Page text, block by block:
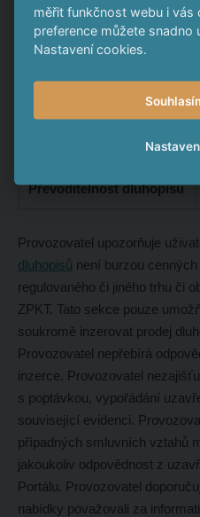
Datum splatnosti
Dodatečné zajištění
Převoditelnost dluhopisu
Provozovatel upozorňuje
dluhopisů není burzou
regulovaného či jiného trhu či
ZPKT. Tato sekce pouze
soukromě inzerovat prodej
Provozovatel nepřebírá
inzerce. Provozovatel
s poptávkou, vypořádání
související evidenci.
případných smluvních vztahů
jakoukoliv odpovědnost z
Portálu. Provozovatel
nabídky považovali za
měřit funkčnost webu i vás
preference můžete snadno
Nastavení cookies.